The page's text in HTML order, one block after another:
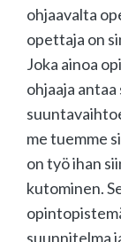
ohjaavalta
opettaja on
Joka ainoa
ohjaaja
me tuemme
on työ ihan
kutominen.
suunnitelma